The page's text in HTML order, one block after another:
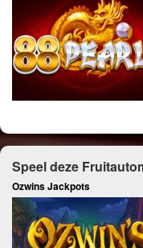
Speel deze
Ozwins Jackpots